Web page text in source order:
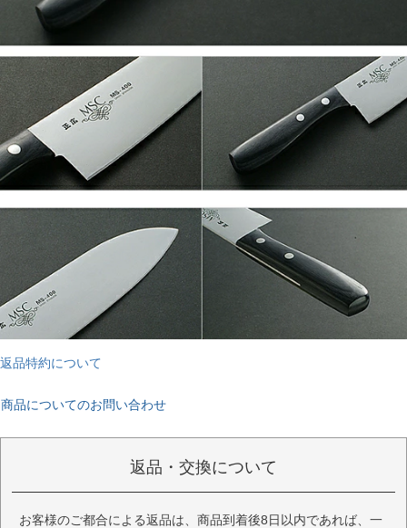
返品特約について
商品についてのお問い合わせ
返品・交換について
お客様のご都合による返品は、商品到着後8日以内であれば、一